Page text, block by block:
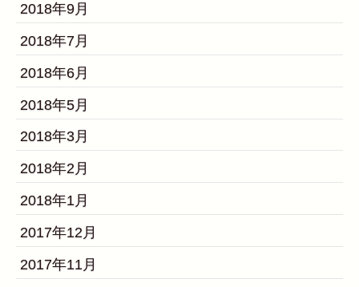
2018年9月
2018年7月
2018年6月
2018年5月
2018年3月
2018年2月
2018年1月
2017年12月
2017年11月